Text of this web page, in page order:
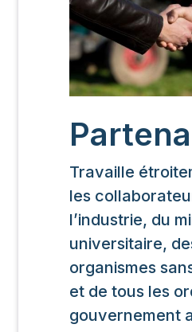
Travaille
les
l’industrie, du
universitaire,
organismes
et de tous les
gouvernement